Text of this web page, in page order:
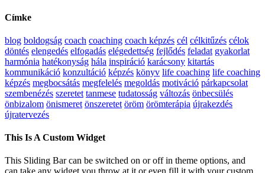
Címke
blog boldogság coach coaching coach képzés cél célkitűzés célok
döntés elengedés elfogadás elégedettség fejlődés feladat gyakorlat
harmónia hatékonyság hála inspiráció karácsony kitartás
kommunikáció konzultáció képzés könyv life coaching life coaching
képzés megbocsátás megfelelés megoldás motiváció párkapcsolat
szembenézés szeretet tanmese tudatosság változás önbecsülés
önbizalom önismeret önszeretet öröm örömterápia újrakezdés
újratervezés
This Is A Custom Widget
This Sliding Bar can be switched on or off in theme options, and